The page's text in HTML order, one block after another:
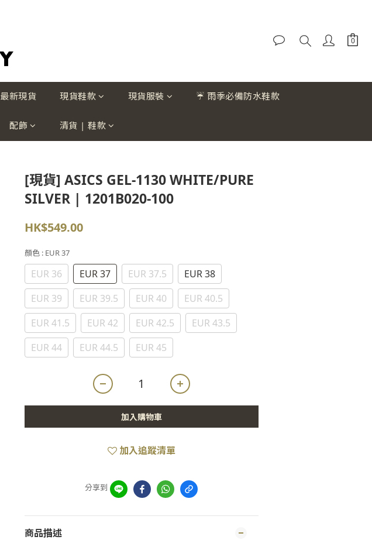
最新現貨 現貨鞋款 現貨服裝 ☔ 雨季必備防水鞋款
配飾 清貨 | 鞋款
[現貨] ASICS GEL-1130 WHITE/PURE
SILVER | 1201B020-100
HK$549.00
顏色 : EUR 37
EUR 36 EUR 37 EUR 37.5
EUR 38
EUR 39
EUR 39.5 EUR 40
EUR 40.5
EUR 41.5
EUR 42 EUR 42.5
EUR 43.5
EUR 44
EUR 44.5 EUR 45
加入購物車
加入追蹤清單
分享到
商品描述